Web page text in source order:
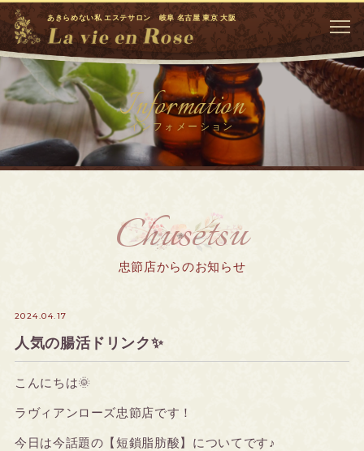
あきらめない私 エステサロン 岐阜 名古屋 東京 大阪
Information
インフォメーション
Chusetsu
忠節店からのお知らせ
2024.04.17
人気の腸活ドリンク✨
こんにちは🌞
ラヴィアンローズ忠節店です！
今日は今話題の【短鎖脂肪酸】についてです♪